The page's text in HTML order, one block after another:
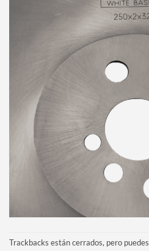
Trackbacks están cerrados, pero puedes